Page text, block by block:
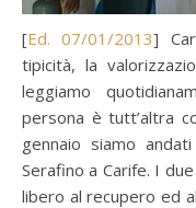
[ Ed. 07/01/2013]
tipicità, la
leggiamo
persona è tutt’altra
gennaio siamo
Serafino a Carife. I
libero al recupero ed